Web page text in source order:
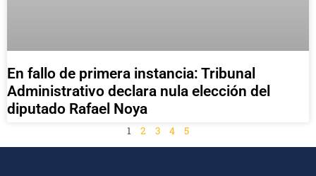
En fallo de primera instancia: Tribunal
Administrativo declara nula elección del
diputado Rafael Noya
1 2 3 4 5